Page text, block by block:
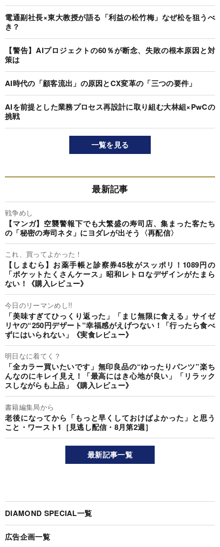
電通副社長×東大教授が語る「利益の松竹梅」なぜ松を狙うべ
き？
【警告】AIプロジェクトの60％が断念、失敗の根本原因と対
策は
AI時代の「顧客流出」の原因とCX変革の「三つの要件」
AIを前提とした業務プロセス再設計に取り組む大林組×PwCの
挑戦
一覧を見る
最新記事
戦争めし
【マンガ】空襲警報下でも大繁盛の寿司店、集まった客たち
の「秘密の寿司ネタ」にヨダレが出そう〈再配信〉
これ、買ってよかった！
【しまむら】お薬手帳と診察券45枚がスッポリ！1089円の
「ポケットたくさんケース」昭和レトロなデザインがたまら
ない！《購入レビュー》
今日のリーマンめし!!
「美味すぎてひっくり返った」「まじ無限に食える」サイゼ
リヤの“250円デザート”幸福感がえげつない！「行ったら食べ
ずにはいられない」《実食レビュー》
明日なに着てく？
「全カラー買いたいです」無印良品の“ゆったりパンツ”楽ち
んなのにキレイ見え！「最高にはき心地が良い」「リラック
スしながらも上品」《購入レビュー》
書籍編集局から
老後になってから「もっと早くしておけばよかった」と思う
こと・ワースト1［見逃し配信・8月第2週］
最新記事一覧
DIAMOND SPECIAL一覧
広告企画一覧